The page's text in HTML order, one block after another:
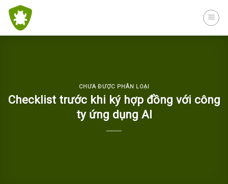
Skip
content
CHƯA ĐƯỢC PHÂN LOẠI
Checklist trước khi ký hợp đồng với công
ty ứng dụng AI